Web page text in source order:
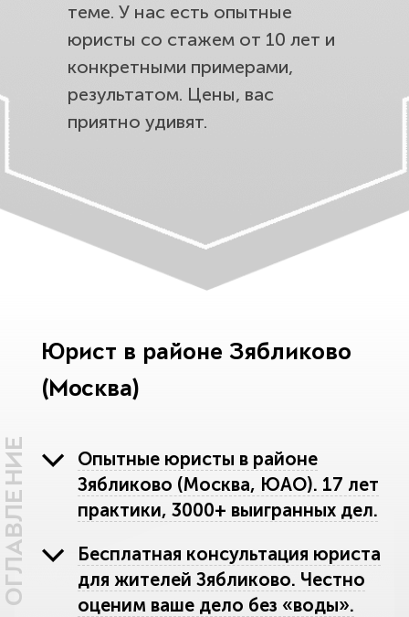
теме. У нас есть опытные
юристы со стажем от 10 лет и
конкретными примерами,
результатом. Цены, вас
приятно удивят.
ОГЛАВЛЕНИЕ
Юрист в районе Зябликово
(Москва)
Опытные юристы в районе
Зябликово (Москва, ЮАО). 17 лет
практики, 3000+ выигранных дел.
Бесплатная консультация юриста
для жителей Зябликово. Честно
оценим ваше дело без «воды».